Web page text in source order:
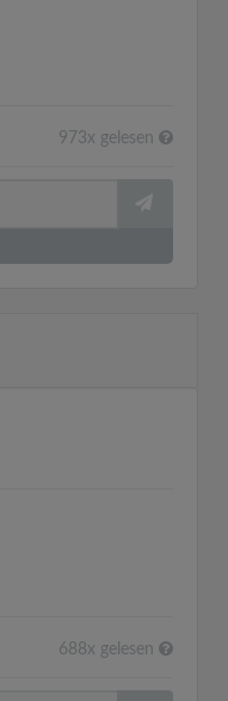
973x gelesen
688x gelesen